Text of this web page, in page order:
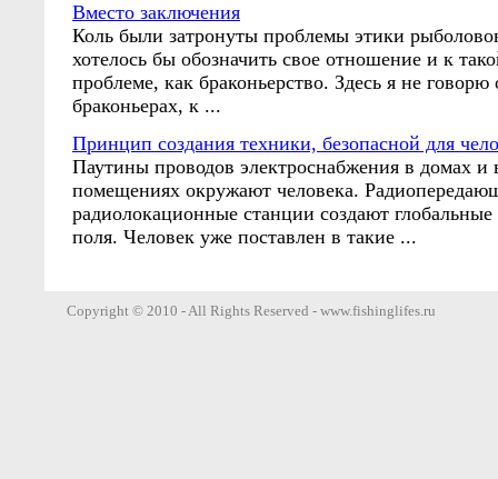
Вместо заключения
Коль были затронуты проблемы этики
хотелось бы обозначить свое отношение и к
проблеме, как браконьерство. Здесь я не
браконьерах, к ...
Принцип создания техники, безопасной для
Паутины проводов электроснабжения в домах и
помещениях окружают человека.
радиолокационные станции создают
поля. Человек уже поставлен в такие ...
Copyright © 2010 - All Rights Reserved - www.fishinglifes.ru